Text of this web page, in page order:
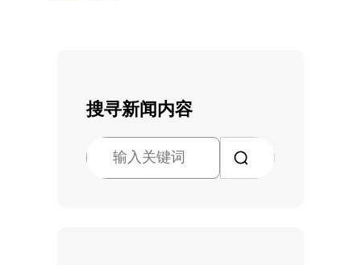
搜寻新闻内容